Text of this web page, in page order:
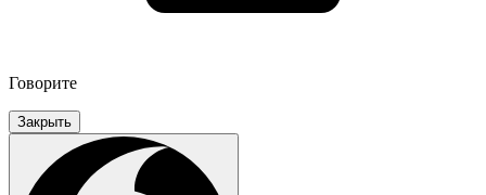
Говорите
Закрыть